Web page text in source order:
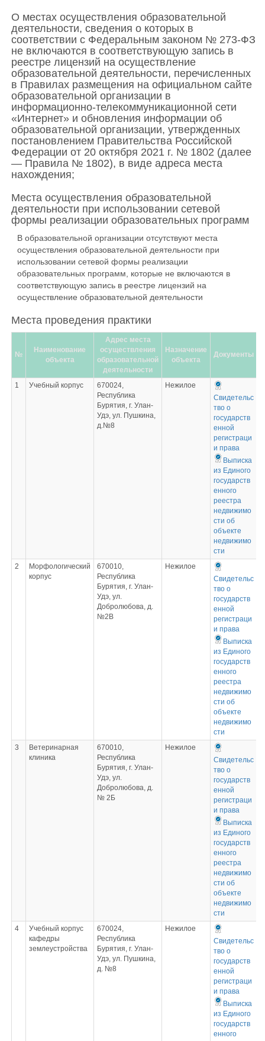
О местах осуществления образовательной
деятельности, сведения о которых в
соответствии с Федеральным законом № 273-ФЗ
не включаются в соответствующую запись в
реестре лицензий на осуществление
образовательной деятельности, перечисленных
в Правилах размещения на официальном сайте
образовательной организации в
информационно-телекоммуникационной сети
«Интернет» и обновления информации об
образовательной организации, утвержденных
постановлением Правительства Российской
Федерации от 20 октября 2021 г. № 1802 (далее
— Правила № 1802), в виде адреса места
нахождения;
Места осуществления образовательной
деятельности при использовании сетевой
формы реализации образовательных программ
В образовательной организации отсутствуют места
осуществления образовательной деятельности при
использовании сетевой формы реализации
образовательных программ, которые не включаются в
соответствующую запись в реестре лицензий на
осуществление образовательной деятельности
Места проведения практики
№
Наименование
объекта
Адрес места
осуществления
образовательной
деятельности
Назначение
объекта
Документы
1 Учебный корпус
670024,
Республика
Бурятия, г. Улан-
Удэ, ул. Пушкина,
д.№8
Нежилое
Свидетельс
тво о
государств
енной
регистраци
и права
Выписка
из Единого
государств
енного
реестра
недвижимо
сти об
объекте
недвижимо
сти
2
Морфологический
корпус
670010,
Республика
Бурятия, г. Улан-
Удэ, ул.
Добролюбова, д.
№2В
Нежилое
Свидетельс
тво о
государств
енной
регистраци
и права
Выписка
из Единого
государств
енного
реестра
недвижимо
сти об
объекте
недвижимо
сти
3
Ветеринарная
клиника
670010,
Республика
Бурятия, г. Улан-
Удэ, ул.
Добролюбова, д.
№ 2Б
Нежилое
Свидетельс
тво о
государств
енной
регистраци
и права
Выписка
из Единого
государств
енного
реестра
недвижимо
сти об
объекте
недвижимо
сти
4
Учебный корпус
кафедры
землеустройства
670024,
Республика
Бурятия, г. Улан-
Удэ, ул. Пушкина,
д. №8
Нежилое
Свидетельс
тво о
государств
енной
регистраци
и права
Выписка
из Единого
государств
енного